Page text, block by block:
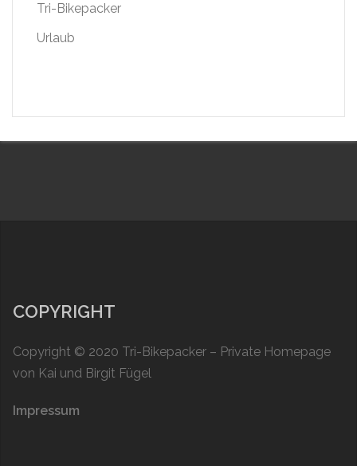
Tri-Bikepacker
Urlaub
COPYRIGHT
Copyright © 2020 Tri-Bikepacker – Private Homepage
von Kai und Birgit Fügel
Impressum